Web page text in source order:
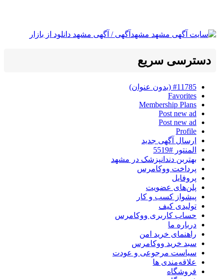
دسترسی سریع
#11785 (بدون عنوان)
Favorites
Membership Plans
Post new ad
Post new ad
Profile
ارسال آگهی جدید
المنتور #5519
بهتربن دندانپزشک در مشهد
پرداخت ووکامرس
پروفایل
پلن‌های عضویت
پیشواز کسب و کار
تولیدی کیف
حساب کاربری ووکامرس
درباره ما
راهنمای خرید امن
سبد خرید ووکامرس
سیاست مرجوعی و عودت
علاقه‌مندی ها
فروشگاه